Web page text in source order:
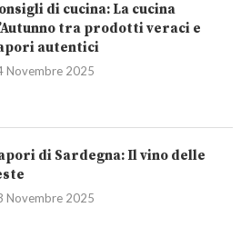
di cucina: La cucina
tra prodotti veraci e
autentici
Novembre 2025
di Sardegna: Il vino delle
Novembre 2025